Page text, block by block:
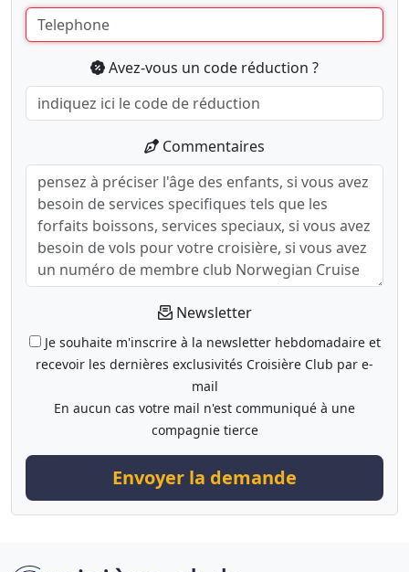
Avez-vous un code réduction ?
Commentaires
Newsletter
Je souhaite m'inscrire à la newsletter hebdomadaire et
recevoir les dernières exclusivités Croisière Club par e-
mail
En aucun cas votre mail n'est communiqué à une
compagnie tierce
Envoyer la demande